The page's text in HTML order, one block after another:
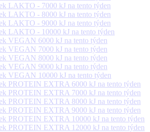
LAKTO - 7000 kJ na tento týden
LAKTO - 8000 kJ na tento týden
LAKTO - 9000 kJ na tento týden
LAKTO - 10000 kJ na tento týden
VEGAN 6000 kJ na tento týden
VEGAN 7000 kJ na tento týden
VEGAN 8000 kJ na tento týden
VEGAN 9000 kJ na tento týden
VEGAN 10000 kJ na tento týden
PROTEIN EXTRA 6000 kJ na tento týden
PROTEIN EXTRA 7000 kJ na tento týden
PROTEIN EXTRA 8000 kJ na tento týden
PROTEIN EXTRA 9000 kJ na tento týden
PROTEIN EXTRA 10000 kJ na tento týden
PROTEIN EXTRA 12000 kJ na tento týden